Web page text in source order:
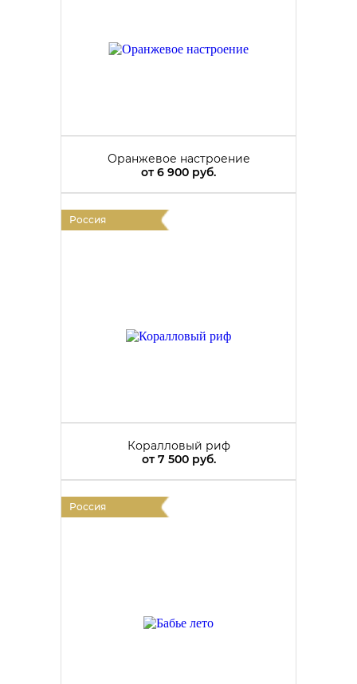
Оранжевое настроение
от6 900 руб.
Россия
Коралловый риф
от7 500 руб.
Россия